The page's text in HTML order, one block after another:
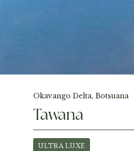
Fotos ansehen
Okavango Delta, Botsuana
Tawana
ULTRA LUXE